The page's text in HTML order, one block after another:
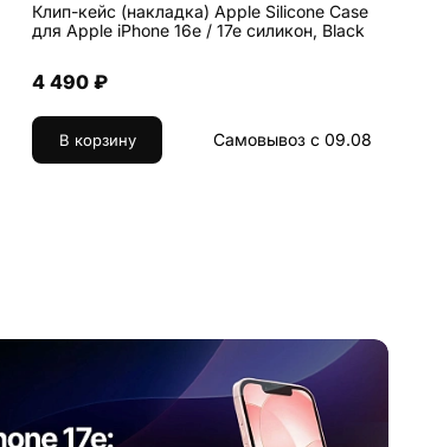
Клип-кейс (накладка) Apple Silicone Case
для Apple iPhone 16e / 17e силикон, Black
4 490 ₽
В корзину Самовывоз с 09.08